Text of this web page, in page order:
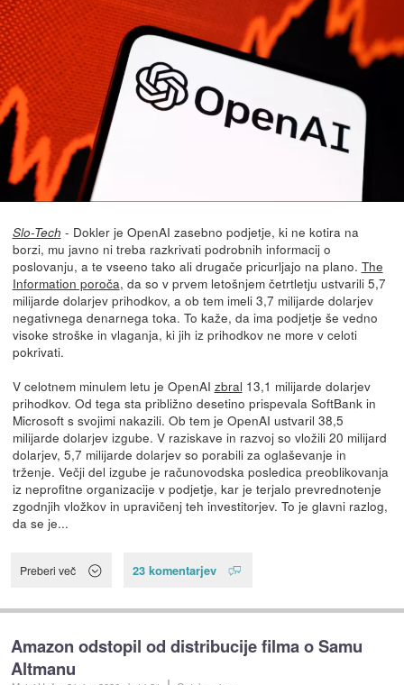
Slo-Tech - Dokler je OpenAI zasebno podjetje, ki ne kotira na
borzi, mu javno ni treba razkrivati podrobnih informacij o
poslovanju, a te vseeno tako ali drugače pricurljajo na plano. The
Information poroča, da so v prvem letošnjem četrtletju ustvarili 5,7
milijarde dolarjev prihodkov, a ob tem imeli 3,7 milijarde dolarjev
negativnega denarnega toka. To kaže, da ima podjetje še vedno
visoke stroške in vlaganja, ki jih iz prihodkov ne more v celoti
pokrivati.
V celotnem minulem letu je OpenAI zbral 13,1 milijarde dolarjev
prihodkov. Od tega sta približno desetino prispevala SoftBank in
Microsoft s svojimi nakazili. Ob tem je OpenAI ustvaril 38,5
milijarde dolarjev izgube. V raziskave in razvoj so vložili 20 milijard
dolarjev, 5,7 milijarde dolarjev so porabili za oglaševanje in
trženje. Večji del izgube je računovodska posledica preoblikovanja
iz neprofitne organizacije v podjetje, kar je terjalo prevrednotenje
zgodnjih vložkov in upravičenj teh investitorjev. To je glavni razlog,
da se je...
Preberi več 23 komentarjev
Amazon odstopil od distribucije filma o Samu
Altmanu